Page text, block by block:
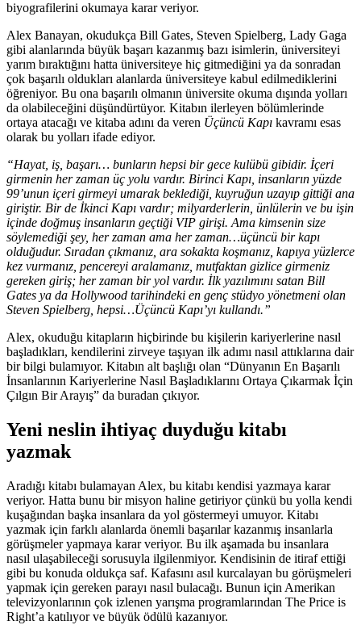
biyografilerini okumaya karar veriyor.
Alex Banayan, okudukça Bill Gates, Steven Spielberg, Lady Gaga
gibi alanlarında büyük başarı kazanmış bazı isimlerin, üniversiteyi
yarım bıraktığını hatta üniversiteye hiç gitmediğini ya da sonradan
çok başarılı oldukları alanlarda üniversiteye kabul edilmediklerini
öğreniyor. Bu ona başarılı olmanın üniversite okuma dışında yolları
da olabileceğini düşündürtüyor. Kitabın ilerleyen bölümlerinde
ortaya atacağı ve kitaba adını da veren Üçüncü Kapı kavramı esas
olarak bu yolları ifade ediyor.
“Hayat, iş, başarı… bunların hepsi bir gece kulübü gibidir. İçeri
girmenin her zaman üç yolu vardır. Birinci Kapı, insanların yüzde
99’unun içeri girmeyi umarak beklediği, kuyruğun uzayıp gittiği ana
giriştir. Bir de İkinci Kapı vardır; milyarderlerin, ünlülerin ve bu işin
içinde doğmuş insanların geçtiği VIP girişi. Ama kimsenin size
söylemediği şey, her zaman ama her zaman…üçüncü bir kapı
olduğudur. Sıradan çıkmanız, ara sokakta koşmanız, kapıya yüzlerce
kez vurmanız, pencereyi aralamanız, mutfaktan gizlice girmeniz
gereken giriş; her zaman bir yol vardır. İlk yazılımını satan Bill
Gates ya da Hollywood tarihindeki en genç stüdyo yönetmeni olan
Steven Spielberg, hepsi…Üçüncü Kapı’yı kullandı.”
Alex, okuduğu kitapların hiçbirinde bu kişilerin kariyerlerine nasıl
başladıkları, kendilerini zirveye taşıyan ilk adımı nasıl attıklarına dair
bir bilgi bulamıyor. Kitabın alt başlığı olan “Dünyanın En Başarılı
İnsanlarının Kariyerlerine Nasıl Başladıklarını Ortaya Çıkarmak İçin
Çılgın Bir Arayış” da buradan çıkıyor.
Yeni neslin ihtiyaç duyduğu kitabı
yazmak
Aradığı kitabı bulamayan Alex, bu kitabı kendisi yazmaya karar
veriyor. Hatta bunu bir misyon haline getiriyor çünkü bu yolla kendi
kuşağından başka insanlara da yol göstermeyi umuyor. Kitabı
yazmak için farklı alanlarda önemli başarılar kazanmış insanlarla
görüşmeler yapmaya karar veriyor. Bu ilk aşamada bu insanlara
nasıl ulaşabileceği sorusuyla ilgilenmiyor. Kendisinin de itiraf ettiği
gibi bu konuda oldukça saf. Kafasını asıl kurcalayan bu görüşmeleri
yapmak için gereken parayı nasıl bulacağı. Bunun için Amerikan
televizyonlarının çok izlenen yarışma programlarından The Price is
Right’a katılıyor ve büyük ödülü kazanıyor.